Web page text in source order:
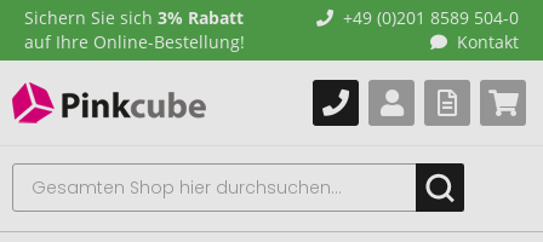
Sichern Sie sich 3% Rabatt
auf Ihre Online-Bestellung!
+49 (0)201 8589 504-0
Kontakt